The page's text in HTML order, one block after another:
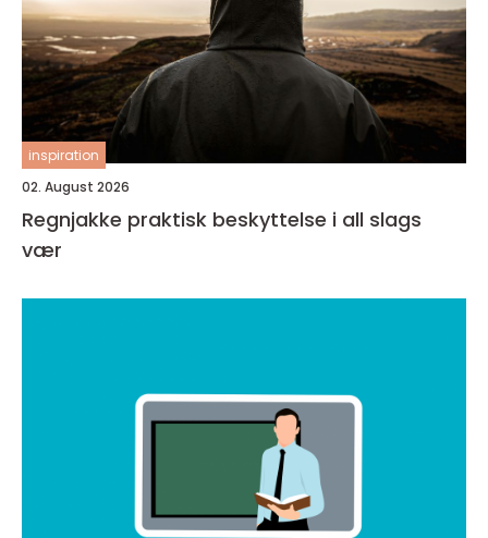
inspiration
02. August 2026
Regnjakke praktisk beskyttelse i all slags
vær